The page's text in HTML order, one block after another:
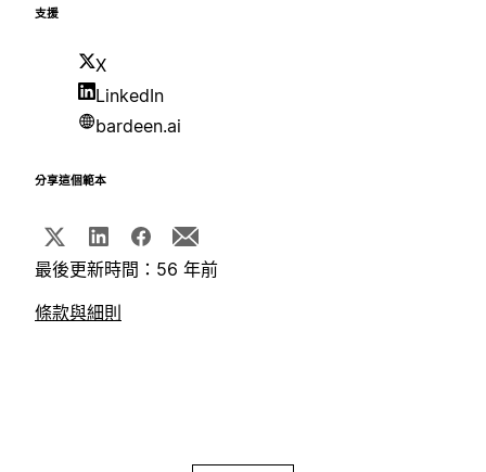
支援
X
LinkedIn
bardeen.ai
分享這個範本
最後更新時間：56 年前
條款與細則